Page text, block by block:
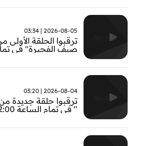
2026-08-05 | 03:34
ترقبوا الحلقة
صيف الفجيرة" في تمام
2026-08-04 | 03:20
ترقبوا حلقة جديدة
" في تمام الساعة 22:00